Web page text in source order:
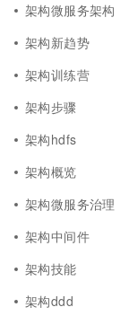
架构微服务架构
架构新趋势
架构训练营
架构步骤
架构hdfs
架构概览
架构微服务治理
架构中间件
架构技能
架构ddd